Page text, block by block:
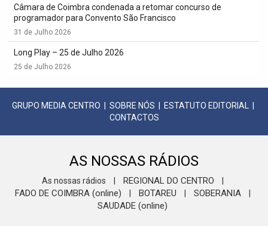
Câmara de Coimbra condenada a retomar concurso de
programador para Convento São Francisco
31 de Julho 2026
Long Play – 25 de Julho 2026
25 de Julho 2026
GRUPO MEDIA CENTRO SOBRE NÓS ESTATUTO EDITORIAL
CONTACTOS
AS NOSSAS RÁDIOS
As nossas rádios REGIONAL DO CENTRO
FADO DE COIMBRA (online) BOTAREU SOBERANIA
SAUDADE (online)